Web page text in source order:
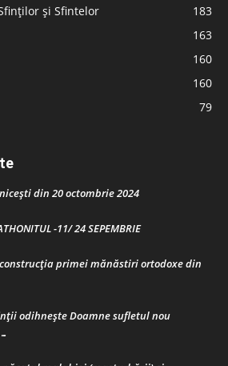
și Sfintelor
183
163
160
160
79
din 20 octombrie 2024
-11/ 24 SEPEMBRIE
primei mănăstiri ortodoxe din
odihnește Doamne sufletul nou